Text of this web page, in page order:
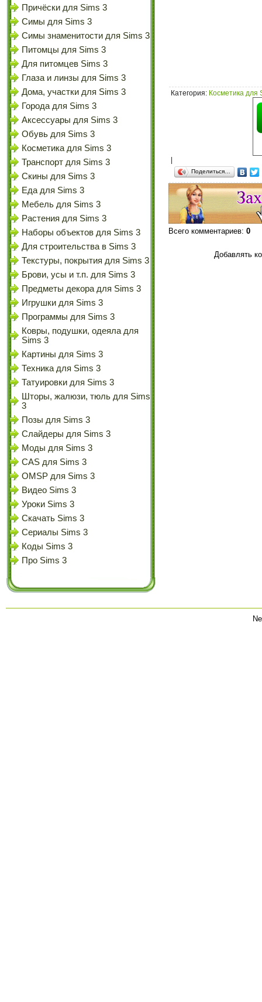
Причёски для Sims 3
Симы для Sims 3
Симы знаменитости для Sims 3
Питомцы для Sims 3
Для питомцев Sims 3
Глаза и линзы для Sims 3
Дома, участки для Sims 3
Города для Sims 3
Аксессуары для Sims 3
Обувь для Sims 3
Косметика для Sims 3
Транспорт для Sims 3
Скины для Sims 3
Еда для Sims 3
Мебель для Sims 3
Растения для Sims 3
Наборы объектов для Sims 3
Для строительства в Sims 3
Текстуры, покрытия для Sims 3
Брови, усы и т.п. для Sims 3
Предметы декора для Sims 3
Игрушки для Sims 3
Программы для Sims 3
Ковры, подушки, одеяла для
Sims 3
Картины для Sims 3
Техника для Sims 3
Татуировки для Sims 3
Шторы, жалюзи, тюль для Sims
3
Позы для Sims 3
Слайдеры для Sims 3
Моды для Sims 3
CAS для Sims 3
OMSP для Sims 3
Видео Sims 3
Уроки Sims 3
Скачать Sims 3
Сериалы Sims 3
Коды Sims 3
Про Sims 3
Категория: Косметика для
Поделиться…
Всего комментариев: 0
Добавлять